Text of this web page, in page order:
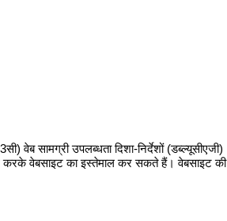
वेब सामग्री उपलब्‍धता दिशा-निर्देशों (डब्‍ल्‍यूसीएजी)
करके वेबसाइट का इस्‍तेमाल कर सकते हैं। वेबसाइट की